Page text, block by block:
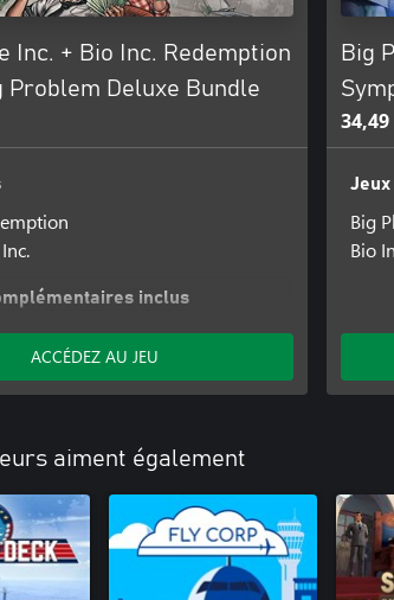
Inc. + Bio Inc. Redemption
Problem Deluxe Bundle
inclus
Supporter Pack
ACCÉDEZ AU JEU
Big
34,49
Big
Bio
aiment également